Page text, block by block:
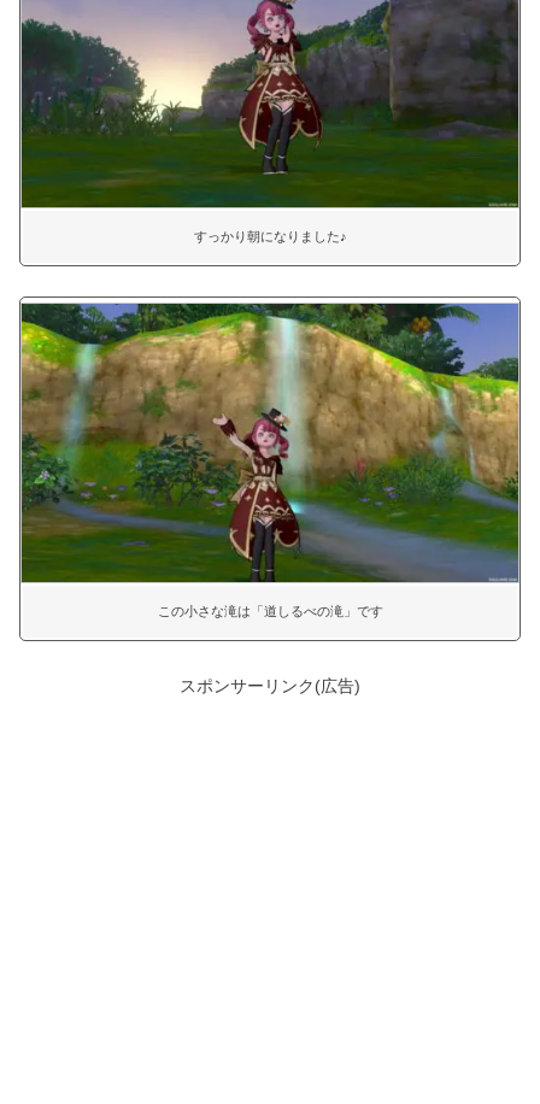
すっかり朝になりました♪
この小さな滝は「道しるべの滝」です
スポンサーリンク(広告)